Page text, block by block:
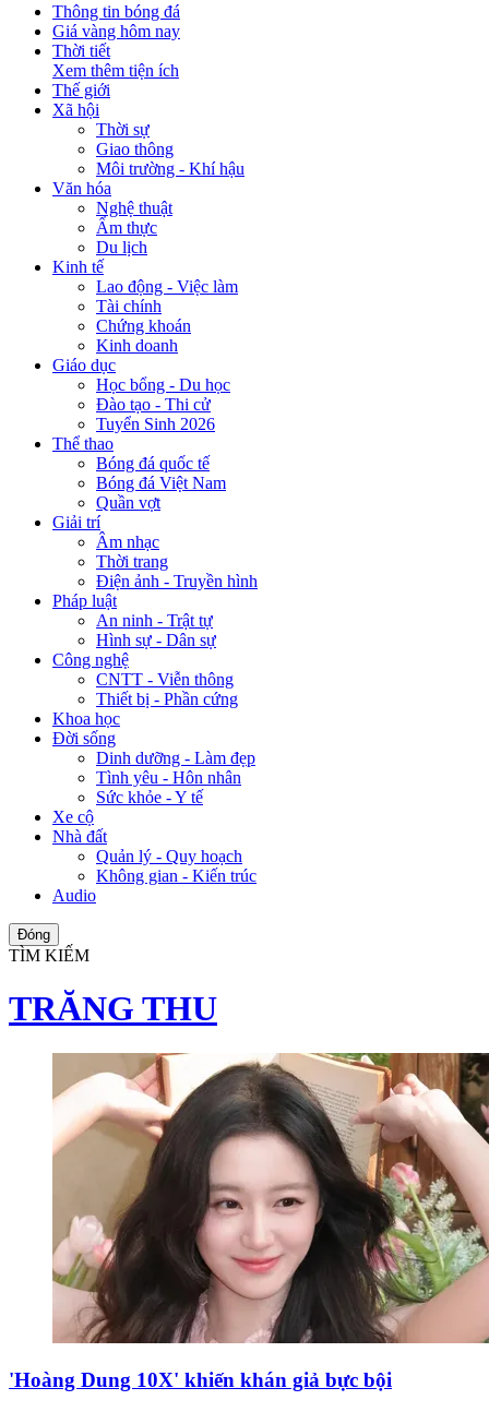
Thông tin bóng đá
Giá vàng hôm nay
Thời tiết
Xem thêm tiện ích
Thế giới
Xã hội
Thời sự
Giao thông
Môi trường - Khí hậu
Văn hóa
Nghệ thuật
Ẩm thực
Du lịch
Kinh tế
Lao động - Việc làm
Tài chính
Chứng khoán
Kinh doanh
Giáo dục
Học bổng - Du học
Đào tạo - Thi cử
Tuyển Sinh 2026
Thể thao
Bóng đá quốc tế
Bóng đá Việt Nam
Quần vợt
Giải trí
Âm nhạc
Thời trang
Điện ảnh - Truyền hình
Pháp luật
An ninh - Trật tự
Hình sự - Dân sự
Công nghệ
CNTT - Viễn thông
Thiết bị - Phần cứng
Khoa học
Đời sống
Dinh dưỡng - Làm đẹp
Tình yêu - Hôn nhân
Sức khỏe - Y tế
Xe cộ
Nhà đất
Quản lý - Quy hoạch
Không gian - Kiến trúc
Audio
Đóng
TÌM KIẾM
TRĂNG THU
'Hoàng Dung 10X' khiến khán giả bực bội